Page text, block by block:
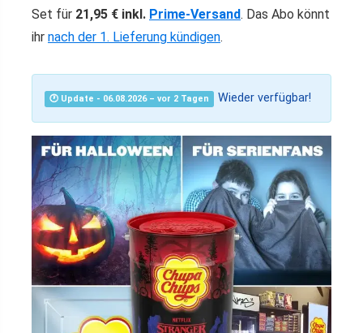
Set für 21,95 € inkl. Prime-Versand. Das Abo könnt
ihr nach der 1. Lieferung kündigen.
🕐 Update - 06.08.2026 – vor 2 Tagen Wieder verfügbar!